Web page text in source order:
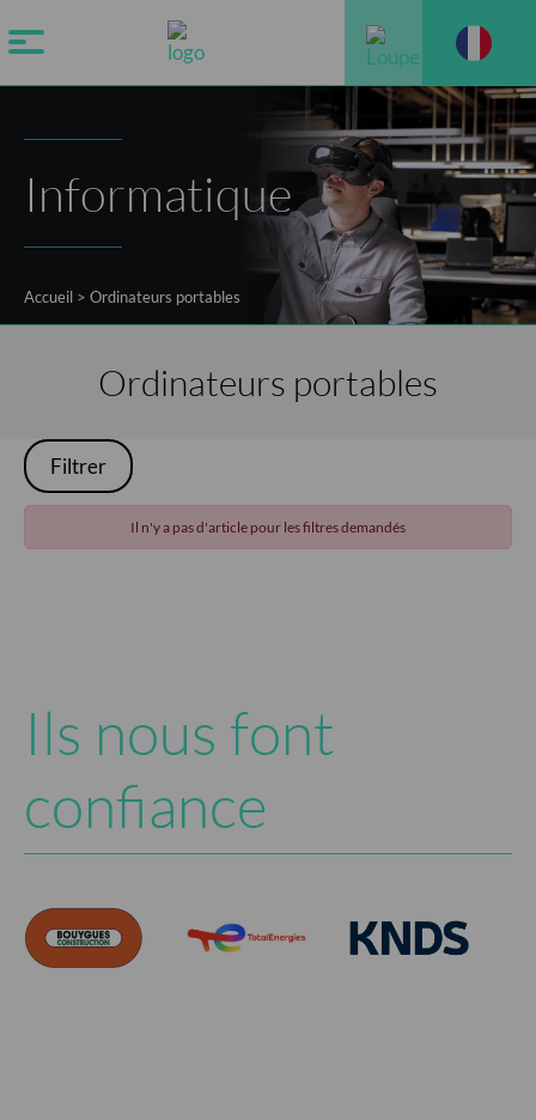
Informatique
Accueil > Ordinateurs portables
Ordinateurs portables
Filtrer
Il n'y a pas d'article pour les filtres demandés
Ils nous font
confiance